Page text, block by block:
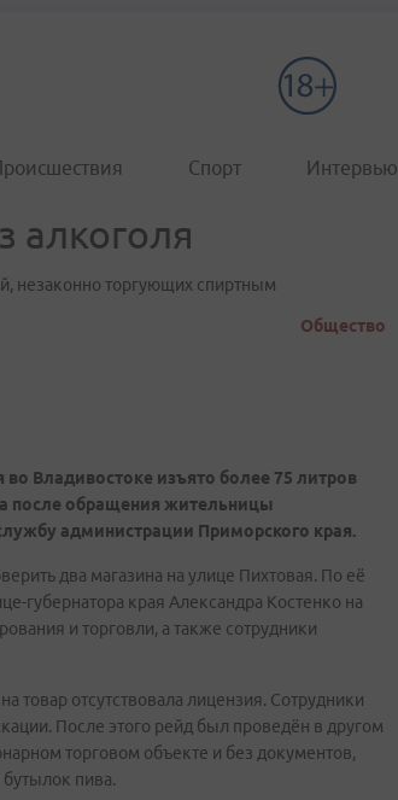
Спорт Интервью
алкоголя
незаконно торгующих спиртным
Общество
Владивостоке изъято более 75 литров
после обращения жительницы
администрации Приморского края.
два магазина на улице Пихтовая. По её
губернатора края Александра Костенко на
и торговли, а также сотрудники
товар отсутствовала лицензия. Сотрудники
После этого рейд был проведён в другом
торговом объекте и без документов,
пива.